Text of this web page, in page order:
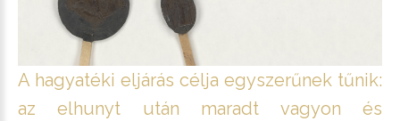
A hagyatéki eljárás célja egyszerűnek tűnik:
az elhunyt után maradt vagyon és